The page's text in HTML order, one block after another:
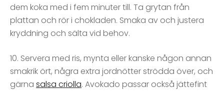
dem koka med i fem minuter till. Ta grytan från
plattan och rör i chokladen. Smaka av och justera
kryddning och sälta vid behov.
10. Servera med ris, mynta eller kanske någon annan
smakrik ört, några extra jordnötter strödda över, och
gärna salsa criolla. Avokado passar också jättefint